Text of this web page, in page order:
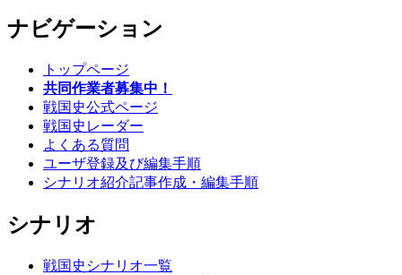
ナビゲーション
トップページ
共同作業者募集中！
戦国史公式ページ
戦国史レーダー
よくある質問
ユーザ登録及び編集手順
シナリオ紹介記事作成・編集手順
シナリオ
戦国史シナリオ一覧